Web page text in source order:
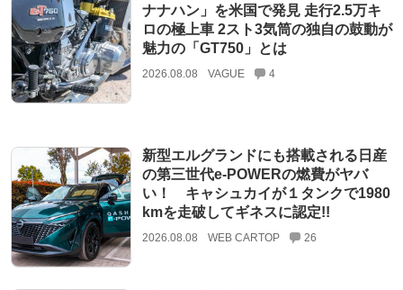
ナナハン」を米国で発見 走行2.5万キ
ロの極上車 2スト3気筒の独自の鼓動が
魅力の「GT750」とは
2026.08.08 VAGUE 4
新型エルグランドにも搭載される日産
の第三世代e-POWERの燃費がヤバ
い！ キャシュカイが１タンクで1980
kmを走破してギネスに認定!!
2026.08.08 WEB CARTOP 26